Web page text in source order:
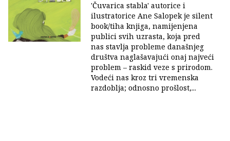
'Čuvarica stabla' autorice i
ilustratorice Ane Salopek je silent
book/tiha knjiga, namijenjena
publici svih uzrasta, koja pred
nas stavlja probleme današnjeg
društva naglašavajući onaj najveći
problem – raskid veze s prirodom.
Vodeći nas kroz tri vremenska
razdoblja; odnosno prošlost,...